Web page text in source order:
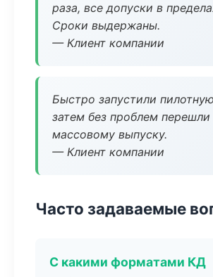
раза, все допуски в
Сроки выдержаны.
— Клиент компании
Быстро запустили
затем без проблем перешли
массовому выпуску.
— Клиент компании
Часто задаваемые
С какими форматами КД